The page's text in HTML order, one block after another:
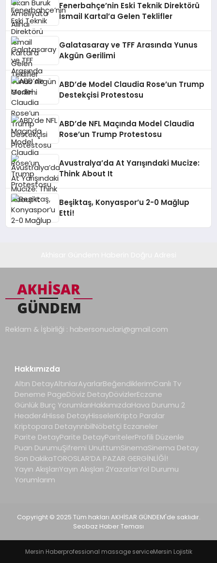
Fenerbahçe’nin Eski Teknik Direktörü
İsmail Kartal’a Gelen Teklifler
Galatasaray ve TFF Arasında Yunus
Akgün Gerilimi
ABD’de Model Claudia Rose’un Trump
Destekçisi Protestosu
ABD’de NFL Maçında Model Claudia
Rose’un Trump Protestosu
Avustralya’da At Yarışındaki Mucize:
Think About It
Beşiktaş, Konyaspor’u 2-0 Mağlup
Etti!
Reklam & İşbirliği : habersonuclari@gmail.com
Hakkımızda
Altın DetayAltınlarAyarlarBeğendiklerimCanlı Tv
Deneme PageDöviz DetayDövizlerEczane
Günlük Burç YorumlarıHakkımızdaHava Durumu 2
Header4Hisse DetayHisselerKripto Paralar
Kriptopara DetaynnbilNöbetçi Eczaneler
Parite DetayParite DetayParitelerProfili Düzenle
Puan DurumuŞifremi UnuttumSinemaSinema Detay
Son DakikaTOROSLAR’DA PAZAR GERGİNLİĞİ!
Yayın AkışlarıYayın Akışları 2YazarlarYol Durumu
Yorumlarım
Copyright © 2025 Tüm hakları AKHİSAR GÜNDEM'de saklıdır.
Seobaz Haber Teması
Mersin Haberprofessional massage serviceMersin Lojistik